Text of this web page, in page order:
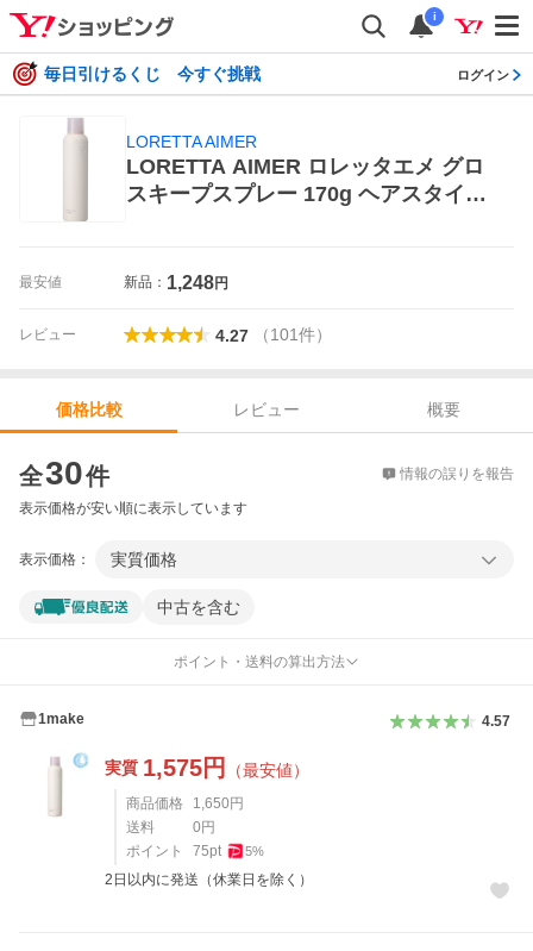
i
毎日引けるくじ 今すぐ挑戦 ログイン
LORETTA AIMER
LORETTA AIMER ロレッタエメ グロ
スキープスプレー 170g ヘアスタイリ
最安値 新品： 1,248円
レビュー 4.27 （101件）
価格比較 レビュー
概要
全30件 情報の誤りを報告
表示価格が安い順に表示しています
表示価格： 実質価格
中古を含む
ポイント・送料の算出方法
1make 4.57
実質 1,575円 （最安値）
商品価格 1,650 円
送料
0 円
ポイント
75pt 5%
2日以内に発送（休業日を除く）